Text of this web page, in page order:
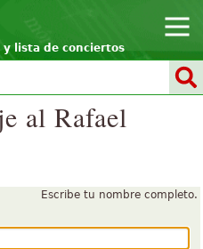
lista de conciertos
al Rafael
Escribe tu nombre completo.